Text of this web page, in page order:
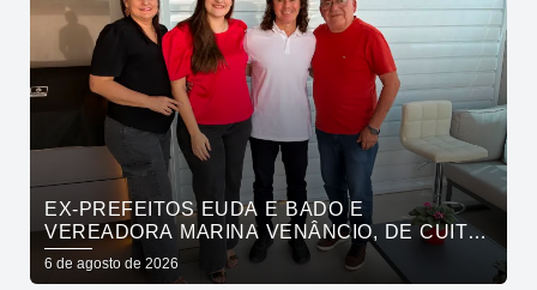
EX-PREFEITOS EUDA E BADO E
VEREADORA MARINA VENÂNCIO, DE CUITÉ,
REAFIRMAM APOIO A CÍCERO, VENEZIANO E
ANDRÉ GADELHA
6 de agosto de 2026